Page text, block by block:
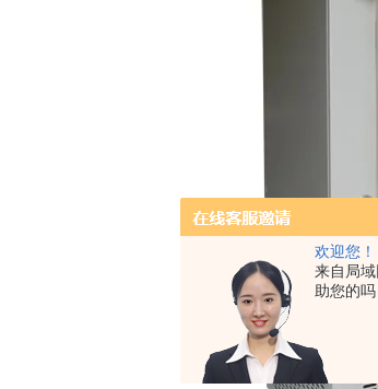
欢迎您！
来自局
助您的吗